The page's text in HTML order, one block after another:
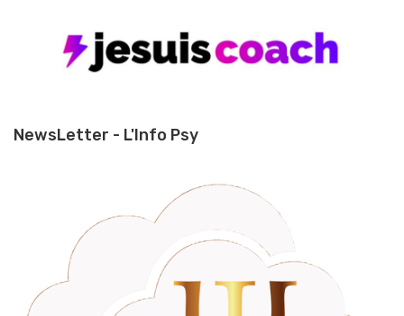
NewsLetter - L'Info Psy